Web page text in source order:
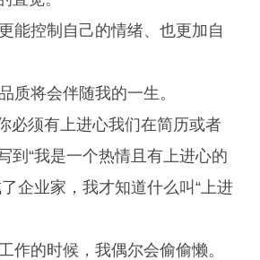
能控制自己的情绪、也更加自
质将会伴随我的一生。
必须有上进心我们在简历或者
到“我是一个热情且有上进心的
企业家，我才知道什么叫“上进
作的时候，我偶尔会偷偷懒。